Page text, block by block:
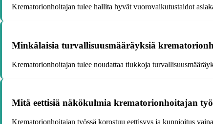
Krematorionhoitajan tulee hallita hyvät vuorovaikutustaidot
Minkälaisia turvallisuusmääräyksiä
Krematorionhoitajan tulee noudattaa tiukkoja
Mitä eettisiä näkökulmia krematorionhoitajan
Krematorionhoitajan työssä korostuu eettisyys ja kunnioitus